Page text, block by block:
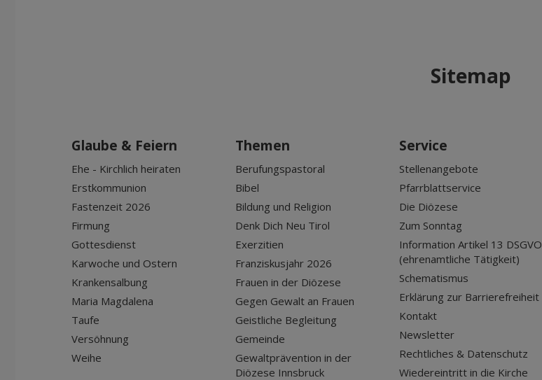
Sitemap
Glaube & Feiern
Ehe - Kirchlich heiraten
Erstkommunion
Fastenzeit 2026
Firmung
Gottesdienst
Karwoche und Ostern
Krankensalbung
Maria Magdalena
Taufe
Versöhnung
Weihe
Themen
Berufungspastoral
Bibel
Bildung und Religion
Denk Dich Neu Tirol
Exerzitien
Franziskusjahr 2026
Frauen in der Diözese
Gegen Gewalt an Frauen
Geistliche Begleitung
Gemeinde
Gewaltprävention in der
Diözese Innsbruck
Service
Stellenangebote
Pfarrblattservice
Die Diözese
Zum Sonntag
Information Artikel 13 DSGVO
(ehrenamtliche Tätigkeit)
Schematismus
Erklärung zur Barrierefreiheit
Kontakt
Newsletter
Rechtliches & Datenschutz
Wiedereintritt in die Kirche